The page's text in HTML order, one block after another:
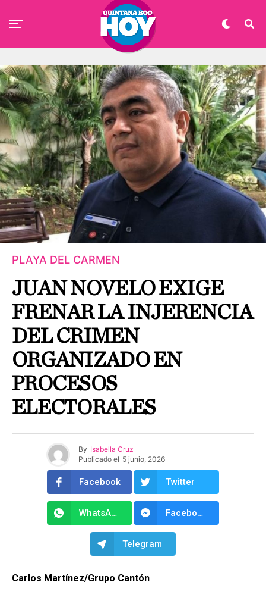
PLAYA DEL CARMEN
JUAN NOVELO EXIGE
FRENAR LA INJERENCIA
DEL CRIMEN
ORGANIZADO EN
PROCESOS
ELECTORALES
By Isabella Cruz
Publicado el 5 junio, 2026
Facebook Twitter
WhatsApp Facebook Messenger
Telegram
Carlos Martínez/Grupo Cantón